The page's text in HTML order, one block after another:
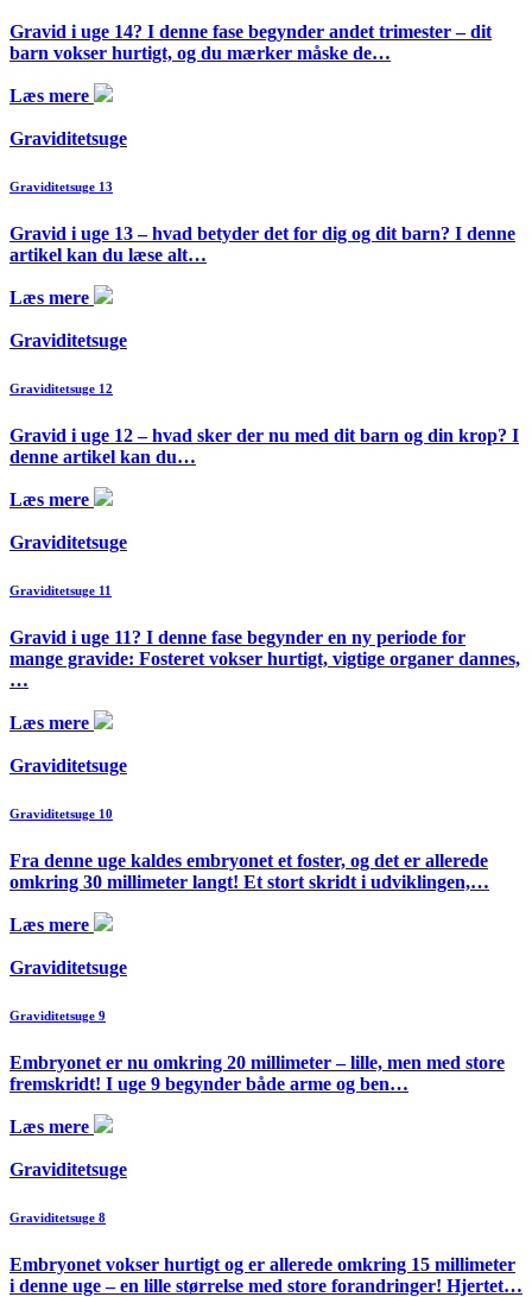
Gravid i uge 14? I denne fase begynder andet trimester – dit
barn vokser hurtigt, og du mærker måske de…
Læs mere
Graviditetsuge
Graviditetsuge 13
Gravid i uge 13 – hvad betyder det for dig og dit barn? I denne
artikel kan du læse alt…
Læs mere
Graviditetsuge
Graviditetsuge 12
Gravid i uge 12 – hvad sker der nu med dit barn og din krop? I
denne artikel kan du…
Læs mere
Graviditetsuge
Graviditetsuge 11
Gravid i uge 11? I denne fase begynder en ny periode for
mange gravide: Fosteret vokser hurtigt, vigtige organer dannes,
…
Læs mere
Graviditetsuge
Graviditetsuge 10
Fra denne uge kaldes embryonet et foster, og det er allerede
omkring 30 millimeter langt! Et stort skridt i udviklingen,…
Læs mere
Graviditetsuge
Graviditetsuge 9
Embryonet er nu omkring 20 millimeter – lille, men med store
fremskridt! I uge 9 begynder både arme og ben…
Læs mere
Graviditetsuge
Graviditetsuge 8
Embryonet vokser hurtigt og er allerede omkring 15 millimeter
i denne uge – en lille størrelse med store forandringer! Hjertet…